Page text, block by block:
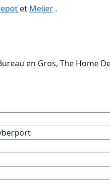
et Meijer .
en Gros, The Home